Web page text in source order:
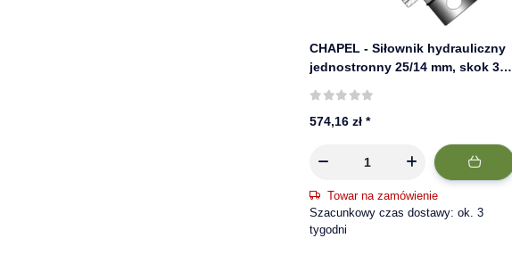
CHAPEL - Siłownik hydrauliczny
jednostronny 25/14 mm, skok 300
574,16 zł*
Towar na zamówienie
Szacunkowy czas dostawy: ok. 3
tygodni